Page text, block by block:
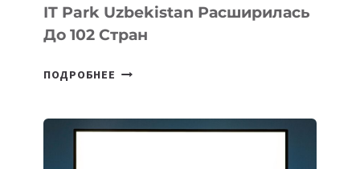
IT Park Uzbekistan Расширилась
До 102 Стран
ПОДРОБНЕЕ ГЕОГРАФИЯ
IT